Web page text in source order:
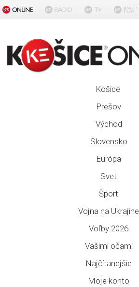
Košice
Prešov
Východ
Slovensko
Európa
Svet
Šport
Vojna na Ukrajine
Voľby 2026
Vašimi očami
Najčítanejšie
Moje konto